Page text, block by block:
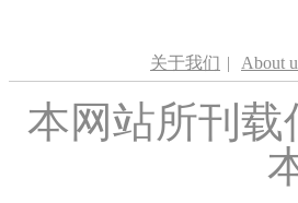
关于我们 | About
本网站所刊